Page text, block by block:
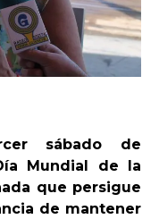
sábado de
Mundial de la
que persigue
de mantener